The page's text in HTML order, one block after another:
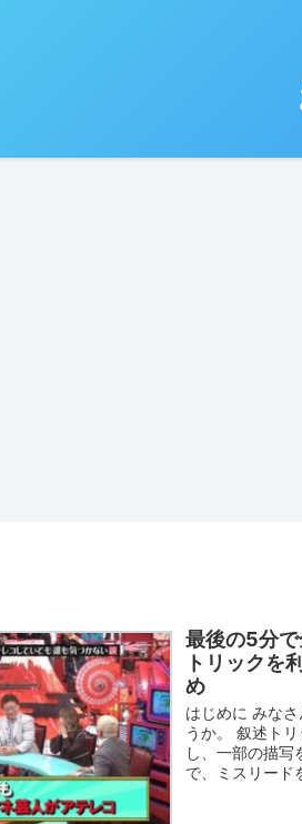
最後の5分
トリックを
め
はじめに みな
うか。 叙述ト
し、一部の描写
で、ミスリード